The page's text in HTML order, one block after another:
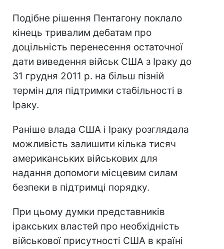
Подібне рішення Пентагону поклало
кінець тривалим дебатам про
доцільність перенесення остаточної
дати виведення військ США з Іраку до
31 грудня 2011 р. на більш пізній
термін для підтримки стабільності в
Іраку.
Раніше влада США і Іраку розглядала
можливість залишити кілька тисяч
американських військових для
надання допомоги місцевим силам
безпеки в підтримці порядку.
При цьому думки представників
іракських властей про необхідність
військової присутності США в країні